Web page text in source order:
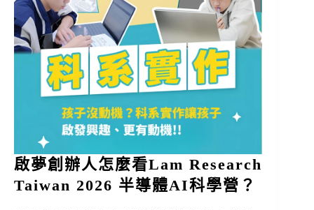
啟夢創辦人怎麼看Lam Research
Taiwan 2026 半導體AI科學營？